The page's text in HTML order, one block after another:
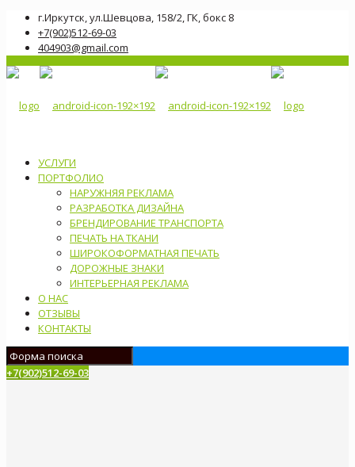
г.Иркутск, ул.Шевцова, 158/2, ГК, бокс 8
+7(902)512-69-03
404903@gmail.com
УСЛУГИ
ПОРТФОЛИО
НАРУЖНЯЯ РЕКЛАМА
РАЗРАБОТКА ДИЗАЙНА
БРЕНДИРОВАНИЕ ТРАНСПОРТА
ПЕЧАТЬ НА ТКАНИ
ШИРОКОФОРМАТНАЯ ПЕЧАТЬ
ДОРОЖНЫЕ ЗНАКИ
ИНТЕРЬЕРНАЯ РЕКЛАМА
О НАС
ОТЗЫВЫ
КОНТАКТЫ
+7(902)512-69-03